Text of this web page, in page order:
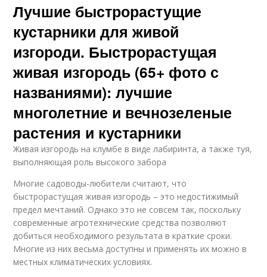
Лучшие быстрорастущие
кустарники для живой
изгороди. Быстрорастущая
живая изгородь (65+ фото с
названиями): лучшие
многолетние и вечнозеленые
растения и кустарники
Живая изгородь на клумбе в виде лабиринта, а также туя,
выполняющая роль высокого забора
Многие садоводы-любители считают, что
быстрорастущая живая изгородь – это недостижимый
предел мечтаний. Однако это не совсем так, поскольку
современные агротехнические средства позволяют
добиться необходимого результата в краткие сроки.
Многие из них весьма доступны и применять их можно в
местных климатических условиях.